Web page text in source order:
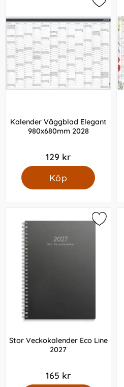
Kalender Väggblad Elegant
980x680mm 2028
129 kr
Köp
Stor Veckokalender Eco Line
2027
165 kr